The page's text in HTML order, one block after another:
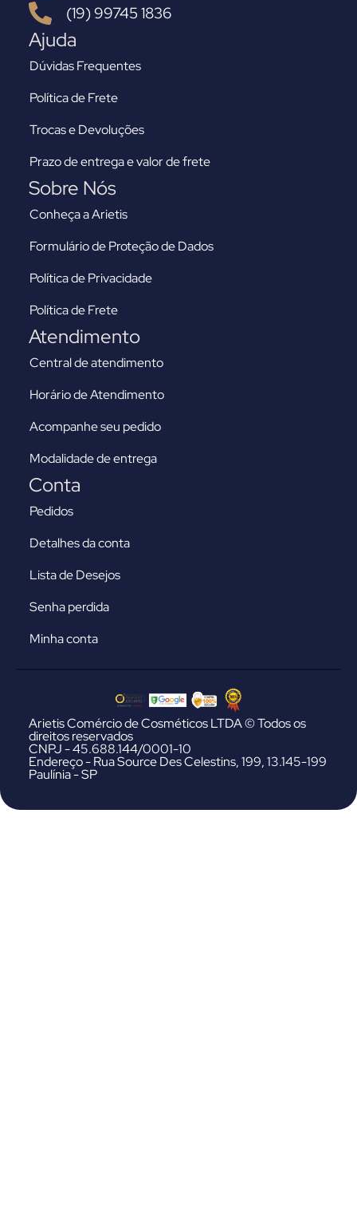
(19) 99745 1836
Ajuda
Dúvidas Frequentes
Política de Frete
Trocas e Devoluções
Prazo de entrega e valor de frete
Sobre Nós
Conheça a Arietis
Formulário de Proteção de Dados
Política de Privacidade
Política de Frete
Atendimento
Central de atendimento
Horário de Atendimento
Acompanhe seu pedido
Modalidade de entrega
Conta
Pedidos
Detalhes da conta
Lista de Desejos
Senha perdida
Minha conta
Arietis Comércio de Cosméticos LTDA © Todos os
direitos reservados
CNPJ - 45.688.144/0001-10
Endereço - Rua Source Des Celestins, 199, 13.145-199
Paulínia - SP